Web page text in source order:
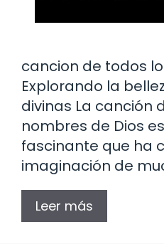
cancion de todos
Explorando la
divinas La canción
nombres de Dios
fascinante que ha
imaginación de
Leer más